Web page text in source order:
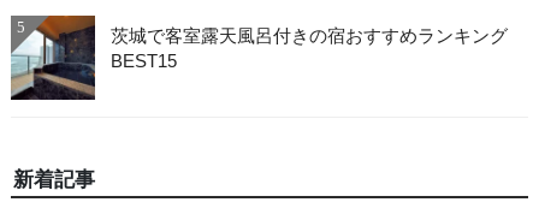
5
茨城で客室露天風呂付きの宿おすすめランキング
BEST15
新着記事